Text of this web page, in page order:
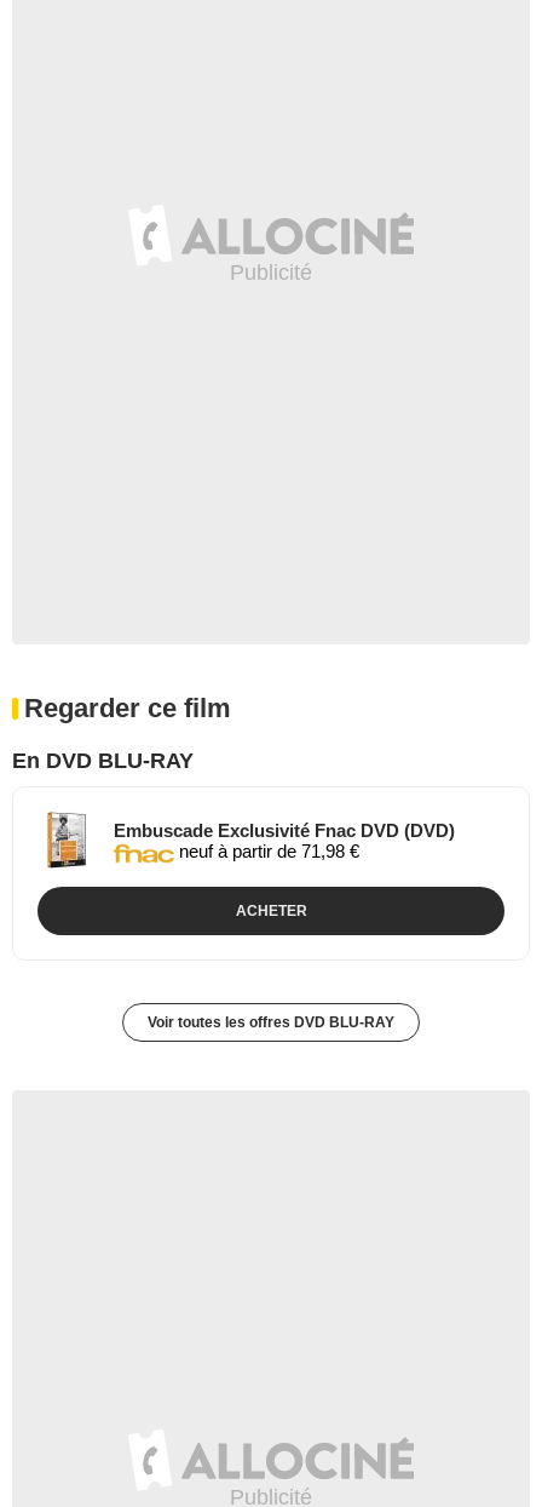
Regarder ce film
En DVD BLU-RAY
Embuscade Exclusivité Fnac DVD (DVD)
neuf à partir de 71,98 €
ACHETER
Voir toutes les offres DVD BLU-RAY